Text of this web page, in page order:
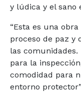
y lúdica y el sano
“Esta es una
proceso de paz y
las comunidades.
para la
comodidad para
entorno